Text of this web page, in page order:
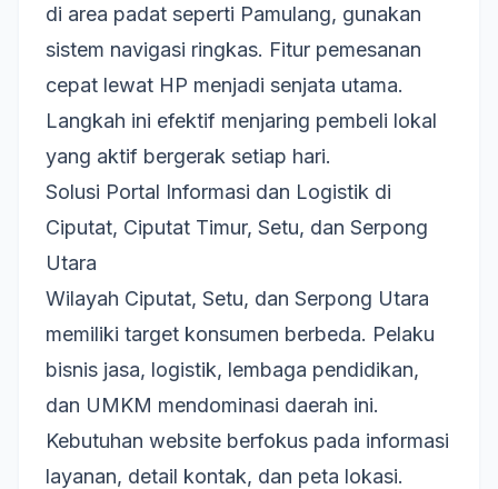
di area padat seperti Pamulang, gunakan
sistem navigasi ringkas. Fitur pemesanan
cepat lewat HP menjadi senjata utama.
Langkah ini efektif menjaring pembeli lokal
yang aktif bergerak setiap hari.
Solusi Portal Informasi dan Logistik di
Ciputat, Ciputat Timur, Setu, dan Serpong
Utara
Wilayah Ciputat, Setu, dan Serpong Utara
memiliki target konsumen berbeda. Pelaku
bisnis jasa, logistik, lembaga pendidikan,
dan UMKM mendominasi daerah ini.
Kebutuhan website berfokus pada informasi
layanan, detail kontak, dan peta lokasi.